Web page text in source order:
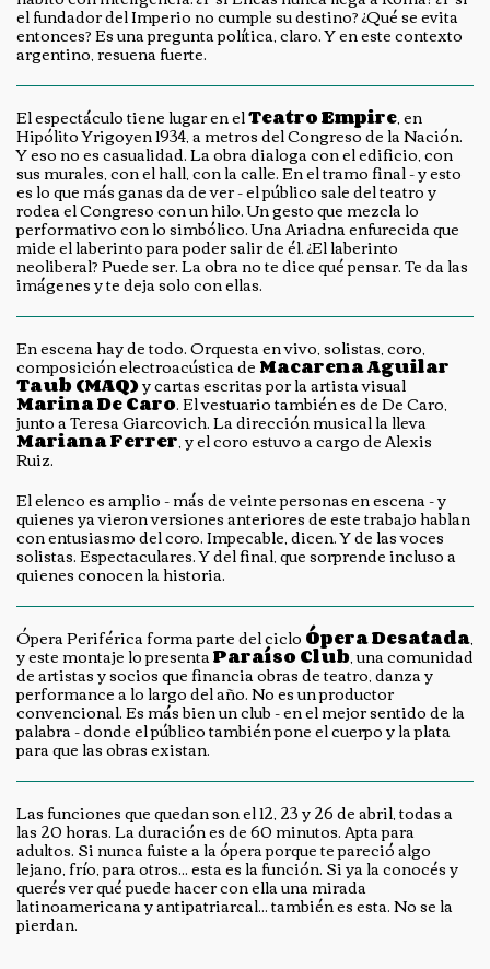
el fundador del Imperio no cumple su destino? ¿Qué se evita
entonces? Es una pregunta política, claro. Y en este contexto
argentino, resuena fuerte.
El espectáculo tiene lugar en elTeatro Empire, en
Hipólito Yrigoyen 1934, a metros del Congreso de la Nación.
Y eso no es casualidad. La obra dialoga con el edificio, con
sus murales, con el hall, con la calle. En el tramo final - y esto
es lo que más ganas da de ver - el público sale del teatro y
rodea el Congreso con un hilo. Un gesto que mezcla lo
performativo con lo simbólico. Una Ariadna enfurecida que
mide el laberinto para poder salir de él. ¿El laberinto
neoliberal? Puede ser. La obra no te dice qué pensar. Te da las
imágenes y te deja solo con ellas.
En escena hay de todo. Orquesta en vivo, solistas, coro,
composición electroacústica deMacarena Aguilar
Taub (MAQ)y cartas escritas por la artista visual
Marina De Caro. El vestuario también es de De Caro,
junto a Teresa Giarcovich. La dirección musical la lleva
Mariana Ferrer, y el coro estuvo a cargo de Alexis
Ruiz.
El elenco es amplio - más de veinte personas en escena - y
quienes ya vieron versiones anteriores de este trabajo hablan
con entusiasmo del coro. Impecable, dicen. Y de las voces
solistas. Espectaculares. Y del final, que sorprende incluso a
quienes conocen la historia.
Ópera Periférica forma parte del cicloÓpera Desatada,
y este montaje lo presentaParaíso Club, una comunidad
de artistas y socios que financia obras de teatro, danza y
performance a lo largo del año. No es un productor
convencional. Es más bien un club - en el mejor sentido de la
palabra - donde el público también pone el cuerpo y la plata
para que las obras existan.
Las funciones que quedan son el 12, 23 y 26 de abril, todas a
las 20 horas. La duración es de 60 minutos. Apta para
adultos. Si nunca fuiste a la ópera porque te pareció algo
lejano, frío, para otros... esta es la función. Si ya la conocés y
querés ver qué puede hacer con ella una mirada
latinoamericana y antipatriarcal... también es esta. No se la
pierdan.